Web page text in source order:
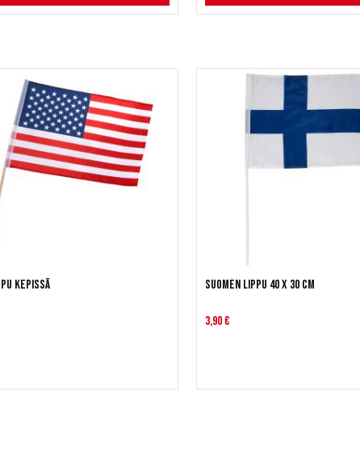
kepissä Suomen lippu 40 x 30 cm
3,90 €